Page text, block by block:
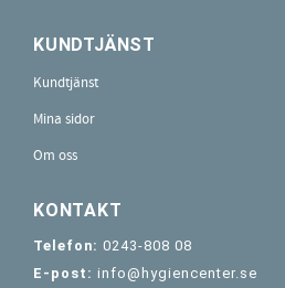
KUNDTJÄNST
Kundtjänst
Mina sidor
Om oss
KONTAKT
Telefon: 0243-808 08
E-post: info@hygiencenter.se